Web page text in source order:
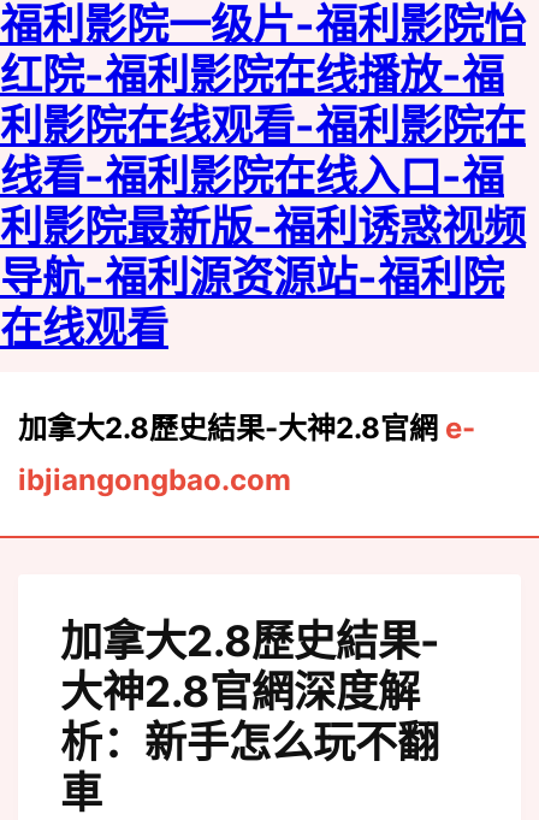
福利影院一级片-福利影院怡
红院-福利影院在线播放-福
利影院在线观看-福利影院在
线看-福利影院在线入口-福
利影院最新版-福利诱惑视频
导航-福利源资源站-福利院
在线观看
加拿大2.8歷史結果-大神2.8官網 e-
ibjiangongbao.com
加拿大2.8歷史結果-
大神2.8官網深度解
析：新手怎么玩不翻
車